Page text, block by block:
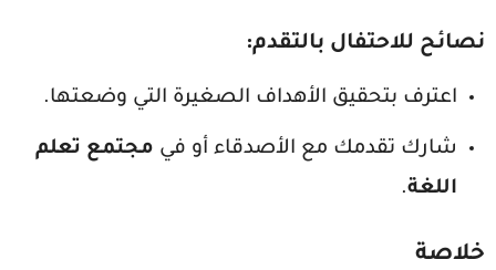
نصائح للاحتفال بالتقدم:
اعترف بتحقيق الأهداف الصغيرة التي وضعتها.
شارك تقدمك مع الأصدقاء أو في مجتمع تعلم
اللغة.
خلاصة